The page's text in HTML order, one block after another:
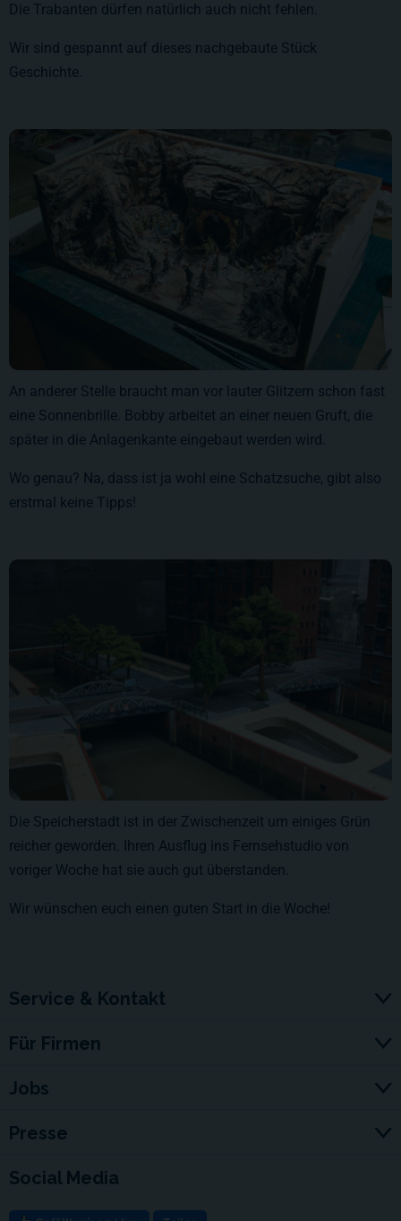
Die Trabanten dürfen natürlich auch nicht fehlen.
Wir sind gespannt auf dieses nachgebaute Stück
Geschichte.
An anderer Stelle braucht man vor lauter Glitzern schon fast
eine Sonnenbrille. Bobby arbeitet an einer neuen Gruft, die
später in die Anlagenkante eingebaut werden wird.
Wo genau? Na, dass ist ja wohl eine Schatzsuche, gibt also
erstmal keine Tipps!
Die Speicherstadt ist in der Zwischenzeit um einiges Grün
reicher geworden. Ihren Ausflug ins Fernsehstudio von
voriger Woche hat sie auch gut überstanden.
Wir wünschen euch einen guten Start in die Woche!
Service & Kontakt
Für Firmen
Jobs
Presse
Social Media